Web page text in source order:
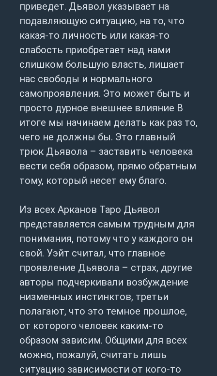
приведет. Дьявол указывает на
подавляющую ситуацию, на то, что
какая-то личность или какая-то
слабость приобретает над нами
слишком большую власть, лишает
нас свободы и нормального
самопроявления. Это может быть и
просто дурное внешнее влияние В
итоге мы начинаем делать как раз то,
чего не должны бы. Это главный
трюк Дьявола – заставить человека
вести себя образом, прямо обратным
тому, который несет ему благо.
Из всех Арканов Таро Дьявол
представляется самым трудным для
понимания, потому что у каждого он
свой. Уэйт считал, что главное
проявление Дьявола – страх, другие
авторы подчеркивали возбуждение
низменных инстинктов, третьи
полагают, что это темное прошлое,
от которого человек каким-то
образом зависим. Общими для всех
можно, пожалуй, считать лишь
ситуацию зависимости от кого-то